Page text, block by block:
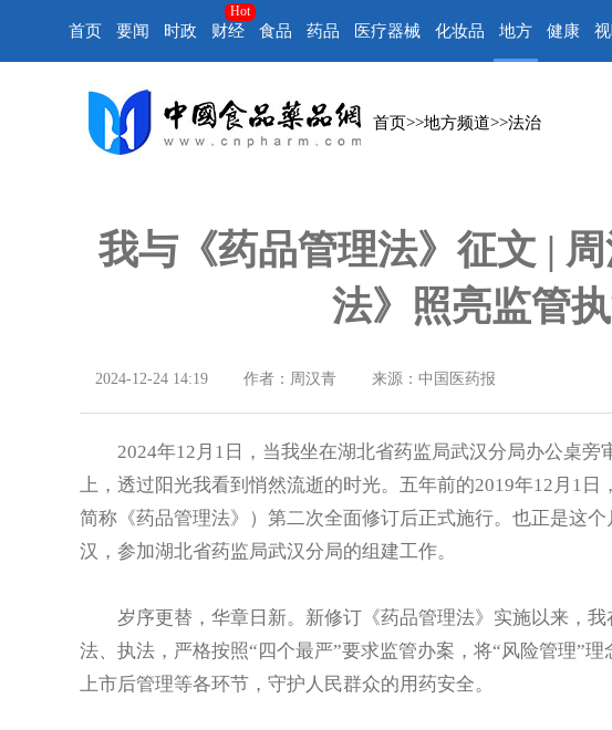
首页 要闻 时政 财经
Hot
食品 药品 医疗器械 化妆品 地方 健康
首页>>地方频道>>法治
我与《药品管理法》征文 |
法》照亮监管
2024-12-24 14:19 作者：周汉青 来源：中国医药报
2024年12月1日，当我坐在湖北省药监局武汉分局办公桌
上，透过阳光我看到悄然流逝的时光。五年前的2019年12月1
简称《药品管理法》）第二次全面修订后正式施行。也正是这
汉，参加湖北省药监局武汉分局的组建工作。
岁序更替，华章日新。新修订《药品管理法》实施以来，
法、执法，严格按照“四个最严”要求监管办案，将“风险管理”理
上市后管理等各环节，守护人民群众的用药安全。